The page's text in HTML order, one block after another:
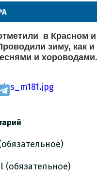
в Красном и
зиму, как
и хороводами.
(обязательное)